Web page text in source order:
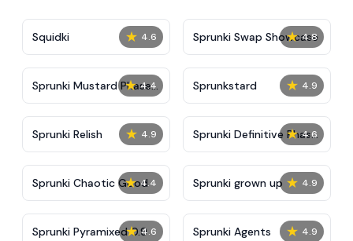
★ 4.6
Squidki ★ 4.8
Sprunki Swap Showcase
★ 4.4
Sprunki Mustard Phase
2
★ 4.9
Sprunkstard
★ 4.9
Sprunki Relish ★ 4.6
Sprunki Definitive Phase
7
★ 4.4
Sprunki Chaotic Good ★ 4.9
Sprunki grown up
★ 4.6
Sprunki Pyramixed 0.9 ★ 4.9
Sprunki Agents